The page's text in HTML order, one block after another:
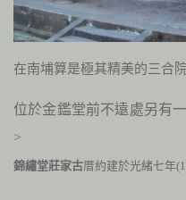
在南埔算是極其精美的三合
位於金鑑堂前不遠處另有
>
錦繡堂莊家古厝約建於光緒七年